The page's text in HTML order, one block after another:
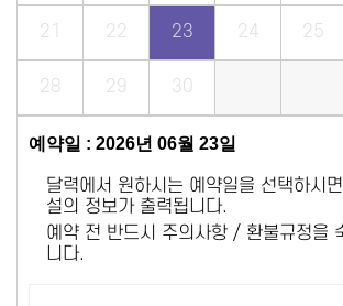
21 22 23 24 25
28 29 30
예약일 : 2026년 06월 23일
달력에서 원하시는 예약일을 선택하시
설의 정보가 출력됩니다.
예약 전 반드시 주의사항 / 환불규정을
니다.